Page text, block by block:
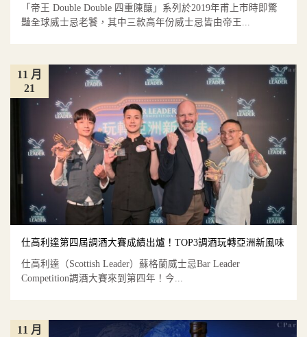
「帝王 Double Double 四重陳釀」系列於2019年甫上市時即驚
豔全球威士忌老饕，其中三款高年份威士忌皆由帝王...
仕高利達第四屆調酒大賽成績出爐！TOP3調酒玩轉亞洲新風味
仕高利達（Scottish Leader）蘇格蘭威士忌Bar Leader
Competition調酒大賽來到第四年！今...
21
11 月
11 月